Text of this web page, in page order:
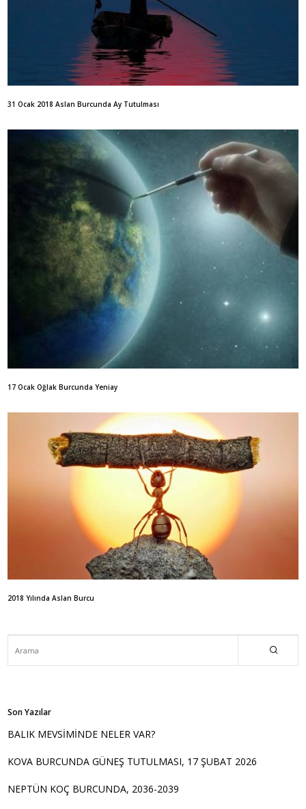
31 Ocak 2018 Aslan Burcunda Ay Tutulması
17 Ocak Oğlak Burcunda Yeniay
2018 Yılında Aslan Burcu
Son Yazılar
BALIK MEVSİMİNDE NELER VAR?
KOVA BURCUNDA GÜNEŞ TUTULMASI, 17 ŞUBAT 2026
NEPTÜN KOÇ BURCUNDA, 2036-2039